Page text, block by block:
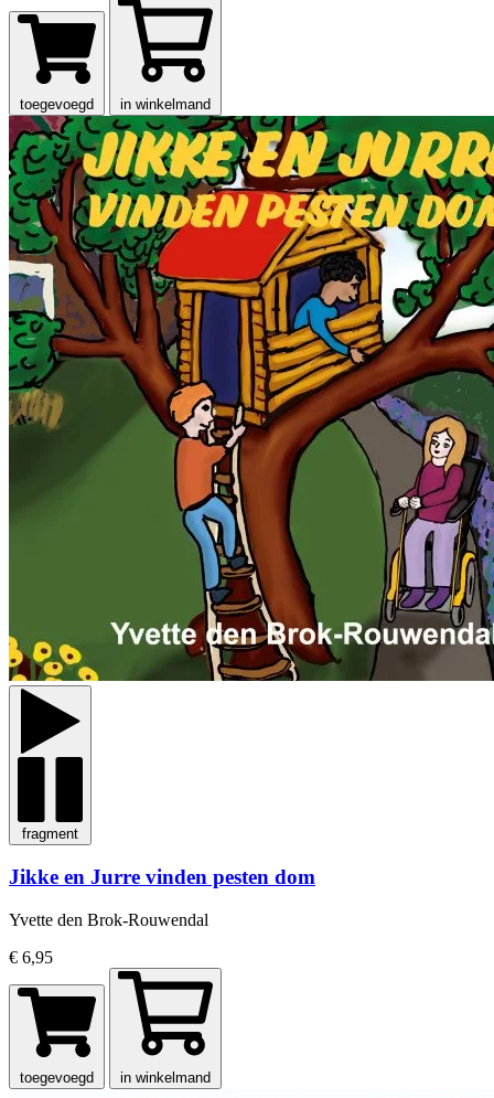
toegevoegd in winkelmand
fragment
Jikke en Jurre vinden pesten dom
Yvette den Brok-Rouwendal
€ 6,95
toegevoegd in winkelmand